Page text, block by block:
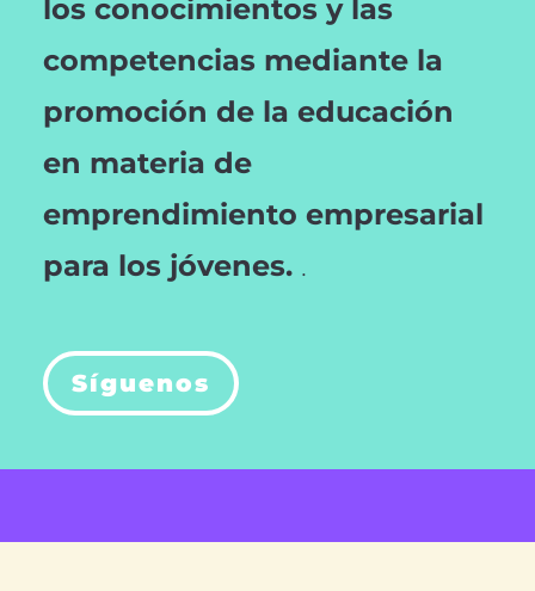
los conocimientos y las
competencias mediante la
promoción de la educación
en materia de
emprendimiento empresarial
para los jóvenes. .
Síguenos